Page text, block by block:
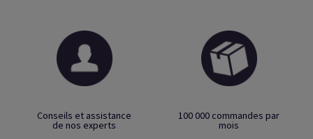
Conseils et assistance
de nos experts
100 000 commandes par
mois